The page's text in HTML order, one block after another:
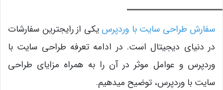
سفارش طراحی سایت با وردپرس یکی از رایج­ترین سفارشات
در دنیای دیجیتال است. در ادامه تعرفه طراحی سایت با
وردپرس و عوامل موثر در آن را به همراه مزایای طراحی
سایت با وردپرس، توضیح می­دهیم.